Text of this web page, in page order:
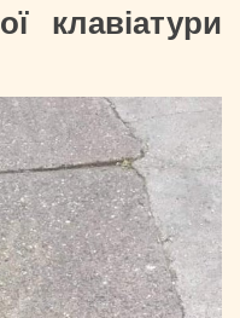
клавіатури